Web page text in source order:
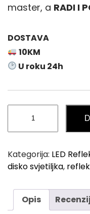
master, a RADI I
DOSTAVA
10KM
U roku 24h
Reflektor
za
Svjetlosne
količina
Kategorija: LED
disko svjetiljka,
Opis